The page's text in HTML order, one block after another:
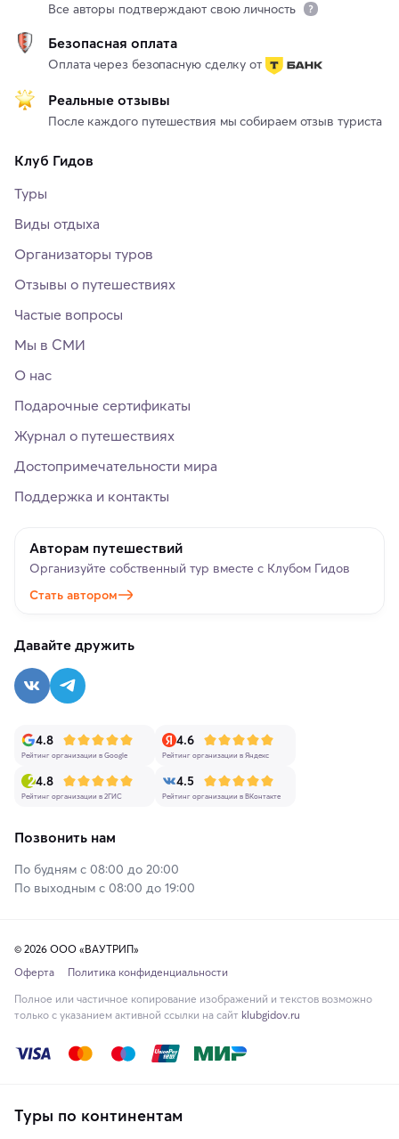
Все авторы подтверждают свою личность
Безопасная оплата
Оплата через безопасную сделку от
Реальные отзывы
После каждого путешествия мы собираем отзыв туриста
Клуб Гидов
Туры
Виды отдыха
Организаторы туров
Отзывы о путешествиях
Частые вопросы
Мы в СМИ
О нас
Подарочные сертификаты
Журнал о путешествиях
Достопримечательности мира
Поддержка и контакты
Авторам путешествий
Организуйте собственный тур вместе с Клубом Гидов
Стать автором
Давайте дружить
4.8
Рейтинг организации в Google
4.6
Рейтинг организации в Яндекс
4.8
Рейтинг организации в 2ГИС
4.5
Рейтинг организации в ВКонтакте
Позвонить нам
По будням с 08:00 до 20:00
По выходным с 08:00 до 19:00
© 2026 ООО «ВАУТРИП»
Оферта
Политика конфиденциальности
Полное или частичное копирование изображений и текстов возможно
только с указанием активной ссылки на сайт klubgidov.ru
Туры по континентам